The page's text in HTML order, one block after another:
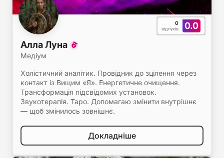
0.0
0
відгуків
Алла Луна
Медіум
Холістичний аналітик. Провідник до зцілення через
контакт із Вищим «Я». Енергетичне очищення.
Трансформація підсвідомих установок.
Звукотерапія. Таро. Допомагаю змінити внутрішнє
— щоб змінилось зовнішнє.
Докладніше